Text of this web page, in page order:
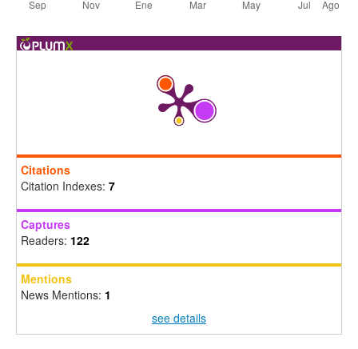
Citations
Citation Indexes: 7
Captures
Readers: 122
Mentions
News Mentions: 1
see details